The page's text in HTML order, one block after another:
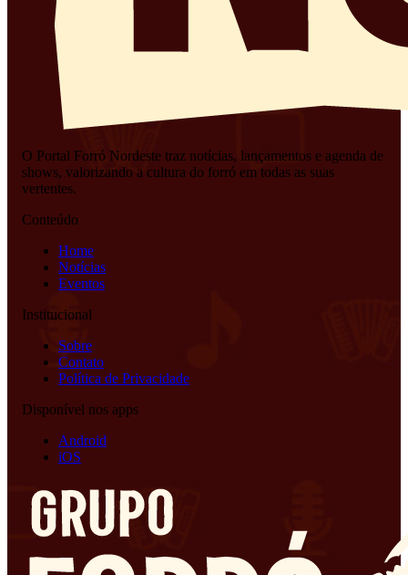
O Portal Forró Nordeste traz notícias, lançamentos e agenda de
shows, valorizando a cultura do forró em todas as suas
vertentes.
Conteúdo
Home
Notícias
Eventos
Institucional
Sobre
Contato
Política de Privacidade
Disponível nos apps
Android
iOS